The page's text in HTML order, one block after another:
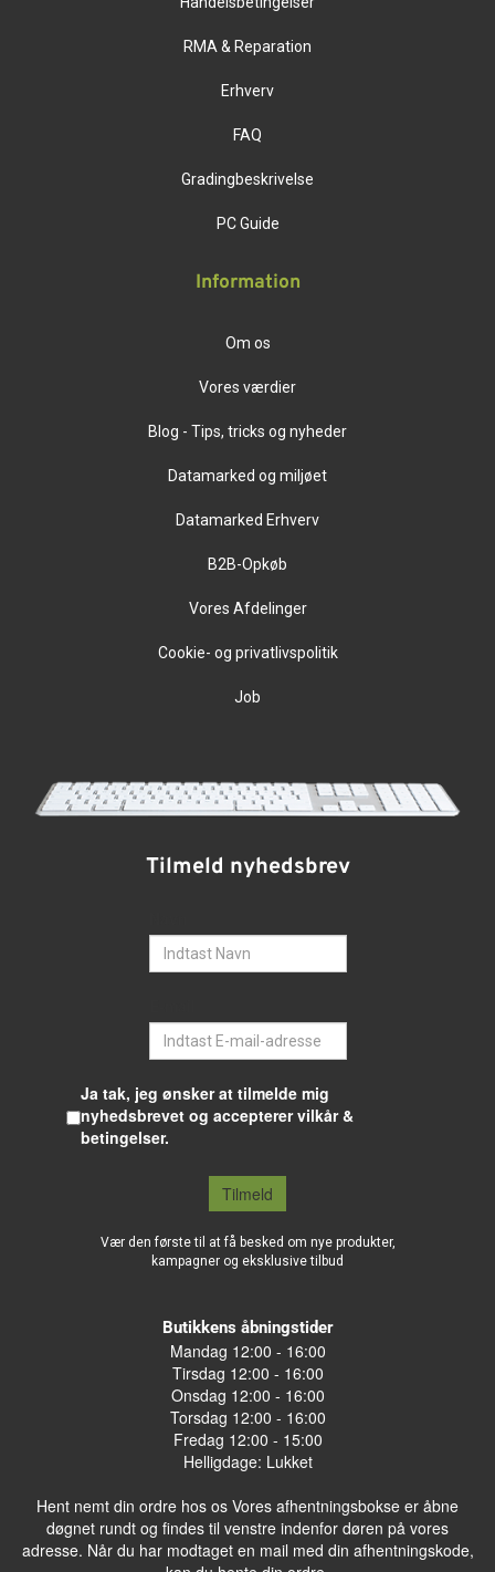
RMA & Reparation
Erhverv
FAQ
Gradingbeskrivelse
PC Guide
Information
Om os
Vores værdier
Blog - Tips, tricks og nyheder
Datamarked og miljøet
Datamarked Erhverv
B2B-Opkøb
Vores Afdelinger
Cookie- og privatlivspolitik
Job
Tilmeld nyhedsbrev
Ja tak, jeg ønsker at tilmelde mig
nyhedsbrevet og accepterer vilkår &
betingelser.
Tilmeld
Vær den første til at få besked om nye produkter,
kampagner og eksklusive tilbud
Butikkens åbningstider
Mandag 12:00 - 16:00
Tirsdag 12:00 - 16:00
Onsdag 12:00 - 16:00
Torsdag 12:00 - 16:00
Fredag 12:00 - 15:00
Helligdage: Lukket
Hent nemt din ordre hos os Vores afhentningsbokse er åbne
døgnet rundt og findes til venstre indenfor døren på vores
adresse. Når du har modtaget en mail med din afhentningskode,